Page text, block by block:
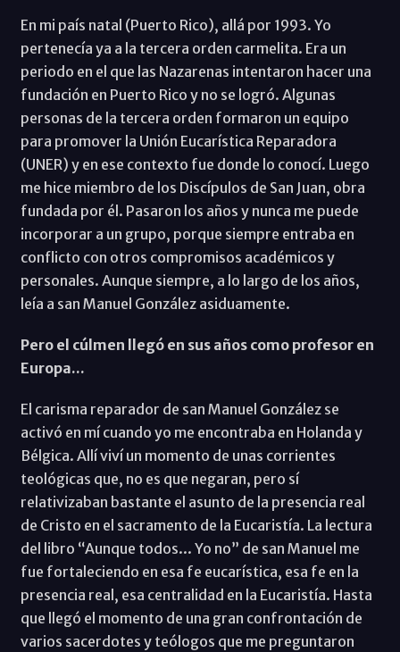
En mi país natal (Puerto Rico), allá por 1993. Yo
pertenecía ya a la tercera orden carmelita. Era un
periodo en el que las Nazarenas intentaron hacer una
fundación en Puerto Rico y no se logró. Algunas
personas de la tercera orden formaron un equipo
para promover la Unión Eucarística Reparadora
(UNER) y en ese contexto fue donde lo conocí. Luego
me hice miembro de los Discípulos de San Juan, obra
fundada por él. Pasaron los años y nunca me puede
incorporar a un grupo, porque siempre entraba en
conflicto con otros compromisos académicos y
personales. Aunque siempre, a lo largo de los años,
leía a san Manuel González asiduamente.
Pero el cúlmen llegó en sus años como profesor en
Europa...
El carisma reparador de san Manuel González se
activó en mí cuando yo me encontraba en Holanda y
Bélgica. Allí viví un momento de unas corrientes
teológicas que, no es que negaran, pero sí
relativizaban bastante el asunto de la presencia real
de Cristo en el sacramento de la Eucaristía. La lectura
del libro “Aunque todos... Yo no” de san Manuel me
fue fortaleciendo en esa fe eucarística, esa fe en la
presencia real, esa centralidad en la Eucaristía. Hasta
que llegó el momento de una gran confrontación de
varios sacerdotes y teólogos que me preguntaron